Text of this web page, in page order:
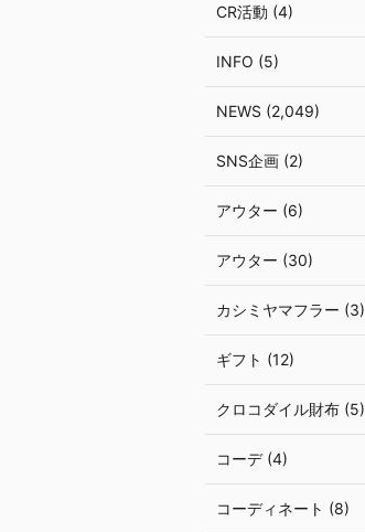
CR活動 (4)
INFO (5)
NEWS (2,049)
SNS企画 (2)
アウター (6)
アウター (30)
カシミヤマフラー (3)
ギフト (12)
クロコダイル財布 (5)
コーデ (4)
コーディネート (8)